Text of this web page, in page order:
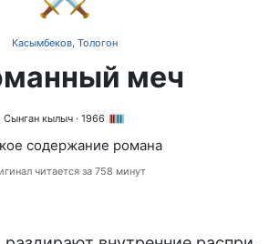
Касымбеков, Тологон
меч
Сынган кылыч · 1966
содержание романа
читается за 758 минут